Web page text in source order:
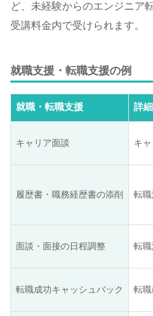
ど、未経験からのエンジニア
受講料金内で受けられます。
就職支援・転職支援の例
就職・転職支援 詳細
キャリア面談 キ
履歴書・職務経歴書の添削 転
面談・面接の日程調整 転
転職成功キャッシュバック 転